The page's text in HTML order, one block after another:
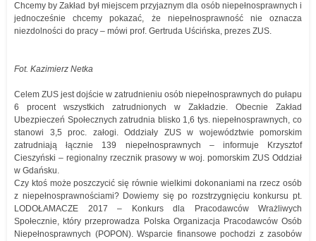
Chcemy by Zakład był miejscem przyjaznym dla osób niepełnosprawnych i
jednocześnie chcemy pokazać, że niepełnosprawność nie oznacza
niezdolności do pracy – mówi prof. Gertruda Uścińska, prezes ZUS.
Fot. Kazimierz Netka
Celem ZUS jest dojście w zatrudnieniu osób niepełnosprawnych do pułapu
6 procent wszystkich zatrudnionych w Zakładzie. Obecnie Zakład
Ubezpieczeń Społecznych zatrudnia blisko 1,6 tys. niepełnosprawnych, co
stanowi 3,5 proc. załogi. Oddziały ZUS w województwie pomorskim
zatrudniają łącznie 139 niepełnosprawnych – informuje Krzysztof
Cieszyński – regionalny rzecznik prasowy w woj. pomorskim ZUS Oddział
w Gdańsku.
Czy ktoś może poszczycić się równie wielkimi dokonaniami na rzecz osób
z niepełnosprawnościami? Dowiemy się po rozstrzygnięciu konkursu pt.
LODOŁAMACZE 2017 – Konkurs dla Pracodawców Wrażliwych
Społecznie, który przeprowadza Polska Organizacja Pracodawców Osób
Niepełnosprawnych (POPON). Wsparcie finansowe pochodzi z zasobów